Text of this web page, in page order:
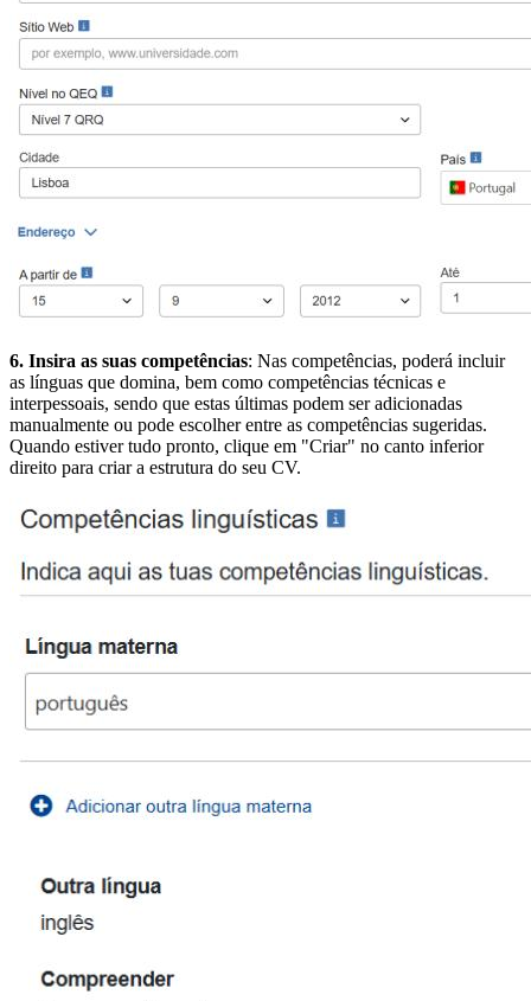
6. Insira as suas competências: Nas competências, poderá incluir
as línguas que domina, bem como competências técnicas e
interpessoais, sendo que estas últimas podem ser adicionadas
manualmente ou pode escolher entre as competências sugeridas.
Quando estiver tudo pronto, clique em "Criar" no canto inferior
direito para criar a estrutura do seu CV.